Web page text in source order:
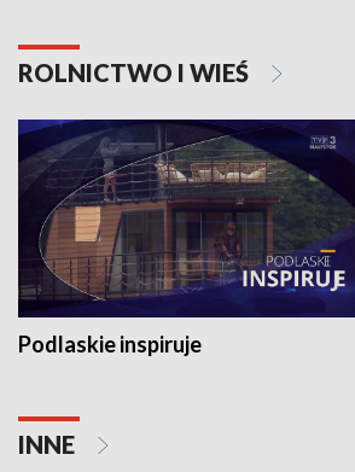
ROLNICTWO I WIEŚ
Podlaskie inspiruje
INNE